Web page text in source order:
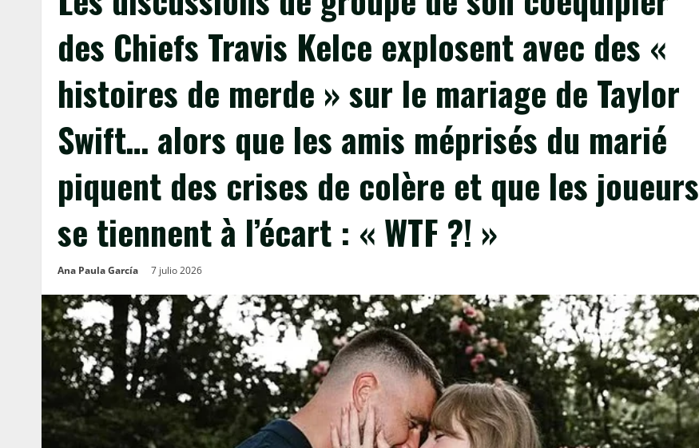
des Chiefs Travis Kelce explosent avec des «
histoires de merde » sur le mariage de Taylor
Swift… alors que les amis méprisés du marié
piquent des crises de colère et que les joueurs
se tiennent à l’écart : « WTF ?! »
Ana Paula García 7 julio 2026